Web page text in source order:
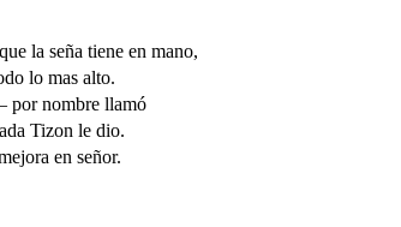
la seña tiene en mano,
mas alto.
nombre llamó
Tizon le dio.
en señor.